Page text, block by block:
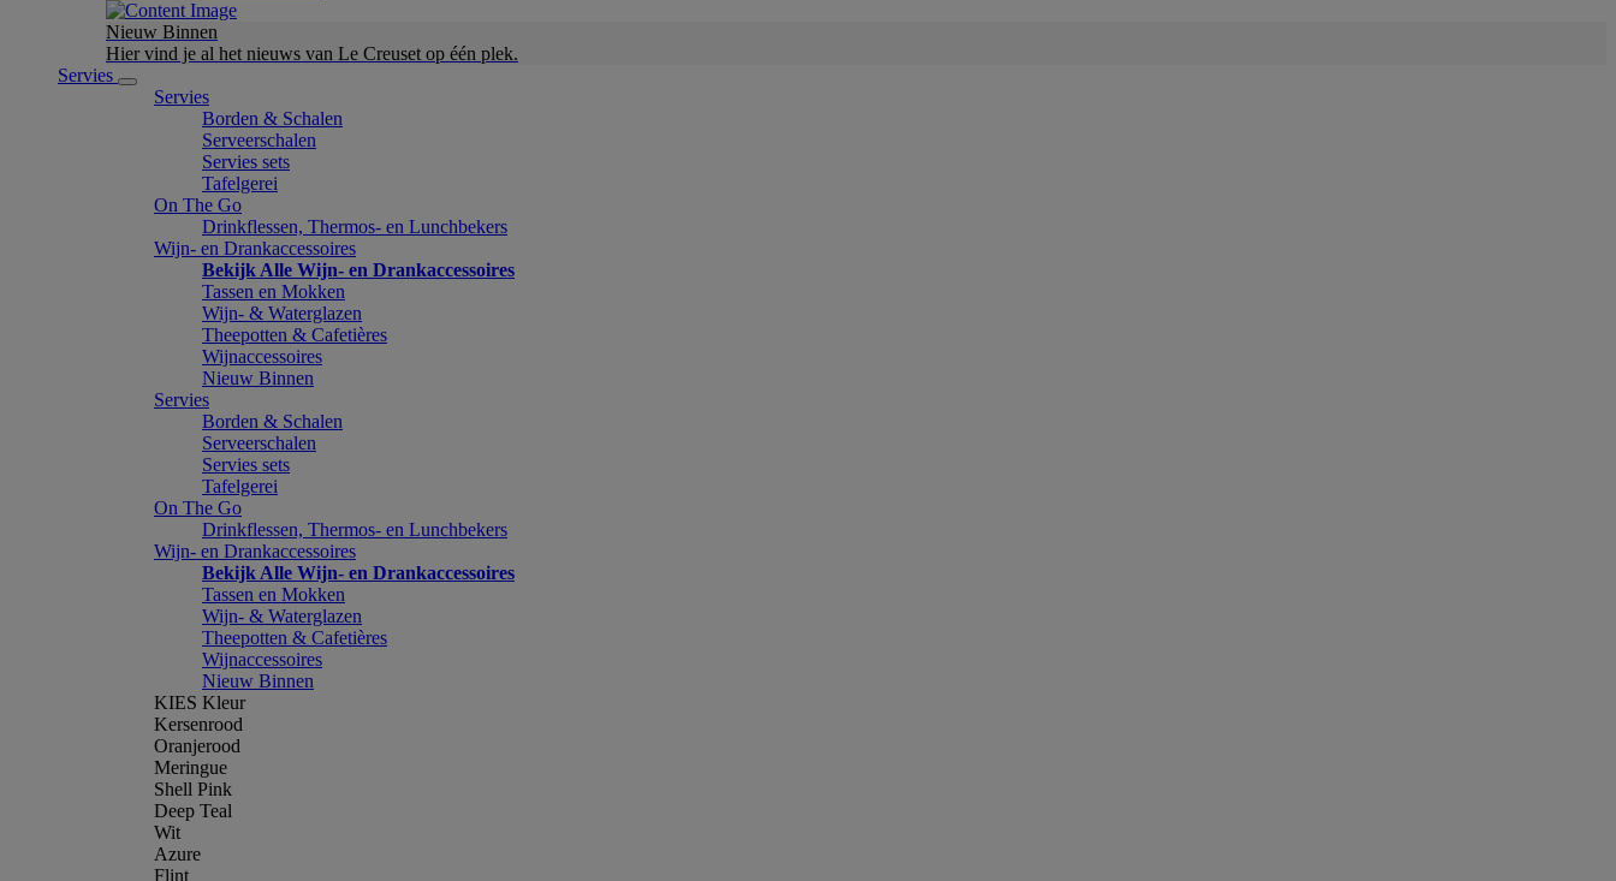
Nieuw Binnen
Hier vind je al het nieuws van Le Creuset op één plek.
Servies
Servies
Borden & Schalen
Serveerschalen
Servies sets
Tafelgerei
On The Go
Drinkflessen, Thermos- en Lunchbekers
Wijn- en Drankaccessoires
Bekijk Alle Wijn- en Drankaccessoires
Tassen en Mokken
Wijn- & Waterglazen
Theepotten & Cafetières
Wijnaccessoires
Nieuw Binnen
Servies
Borden & Schalen
Serveerschalen
Servies sets
Tafelgerei
On The Go
Drinkflessen, Thermos- en Lunchbekers
Wijn- en Drankaccessoires
Bekijk Alle Wijn- en Drankaccessoires
Tassen en Mokken
Wijn- & Waterglazen
Theepotten & Cafetières
Wijnaccessoires
Nieuw Binnen
KIES Kleur
Kersenrood
Oranjerood
Meringue
Shell Pink
Deep Teal
Wit
Azure
Flint